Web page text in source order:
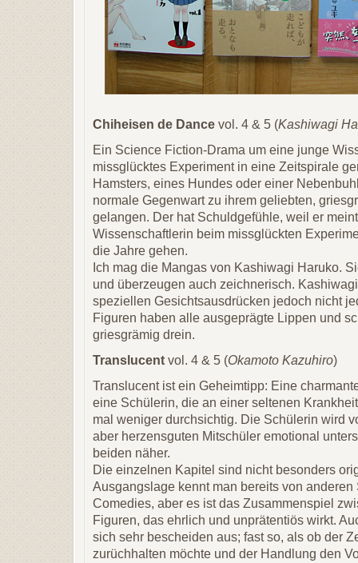
Chiheisen de Dance vol. 4 & 5 (Kashiwagi
Ein Science Fiction-Drama um eine junge
missglücktes Experiment in eine Zeitspirale
Hamsters, eines Hundes oder einer
normale Gegenwart zu ihrem geliebten,
gelangen. Der hat Schuldgefühle, weil er
Wissenschaftlerin beim missglückten
die Jahre gehen.
Ich mag die Mangas von Kashiwagi Haruko.
und überzeugen auch zeichnerisch.
speziellen Gesichtsausdrücken jedoch nicht
Figuren haben alle ausgeprägte Lippen und
griesgrämig drein.
Translucent vol. 4 & 5 (Okamoto Kazuhiro)
Translucent ist ein Geheimtipp: Eine
eine Schülerin, die an einer seltenen
mal weniger durchsichtig. Die Schülerin wird
aber herzensguten Mitschüler emotional
beiden näher.
Die einzelnen Kapitel sind nicht besonders
Ausgangslage kennt man bereits von
Comedies, aber es ist das Zusammenspiel
Figuren, das ehrlich und unprätentiös wirkt.
sich sehr bescheiden aus; fast so, als ob der
zurüchhalten möchte und der Handlung den